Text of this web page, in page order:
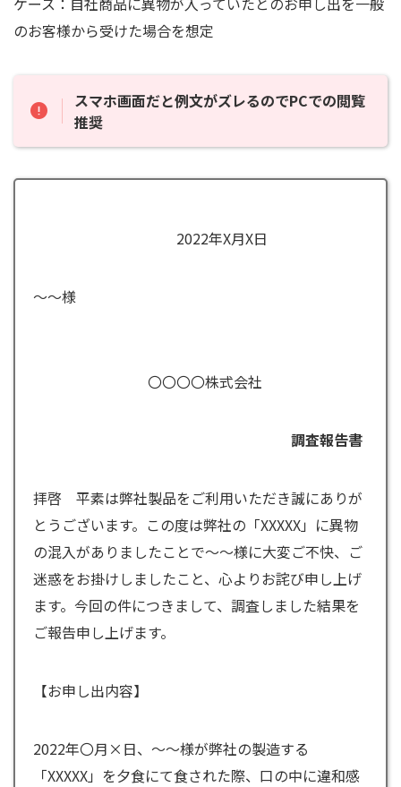
のお客様から受けた場合を想定
スマホ画面だと例文がズレるのでPCでの閲覧
推奨
2022年X月X日
～～様
〇〇〇〇株式会社
調査報告書
拝啓 平素は弊社製品をご利用いただき誠にありが
とうございます。この度は弊社の「XXXXX」に異物
の混入がありましたことで～～様に大変ご不快、ご
迷惑をお掛けしましたこと、心よりお詫び申し上げ
ます。今回の件につきまして、調査しました結果を
ご報告申し上げます。
【お申し出内容】
2022年〇月×日、～～様が弊社の製造する
「XXXXX」を夕食にて食された際、口の中に違和感